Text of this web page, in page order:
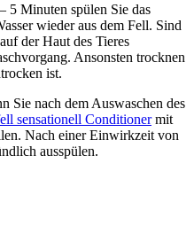
5 Minuten spülen Sie das
wieder aus dem Fell. Sind
der Haut des Tieres
Ansonsten trocknen
ist.
Sie nach dem Auswaschen des
sensationell Conditionermit
Nach einer Einwirkzeit von
ausspülen.